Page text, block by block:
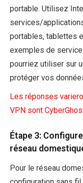
portable. Utilisez
services/
portables, tablettes
exemples de
pourriez utiliser sur
protéger vos
Les réponses
VPN sont
Étape 3:
réseau
Pour le réseau